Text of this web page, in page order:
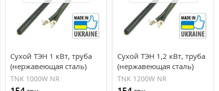
Сухой ТЭН 1 кВт, труба
(нержавеющая сталь)
TNK 1000W NR
Сухой ТЭН 1,2 кВт, труба
(нержавеющая сталь)
TNK 1200W NR